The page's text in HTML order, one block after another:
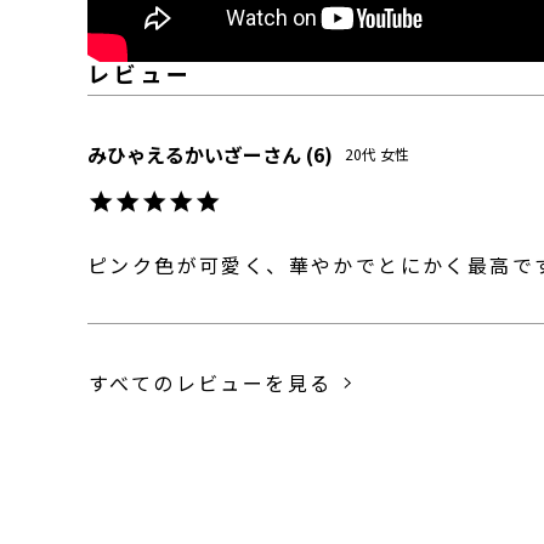
みひゃえるかいざー 6 20代 女性
ピンク色が可愛く、華やかでとにかく最高で
すべてのレビューを見る